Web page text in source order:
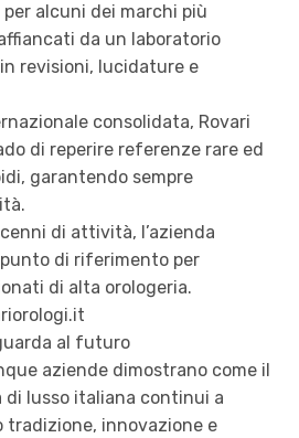
alcuni dei marchi più
da un laboratorio
revisioni, lucidature e
consolidata, Rovari
di reperire referenze rare ed
garantendo sempre
di attività, l’azienda
di riferimento per
di alta orologeria.
al futuro
aziende dimostrano come il
di lusso italiana continui a
tradizione, innovazione e